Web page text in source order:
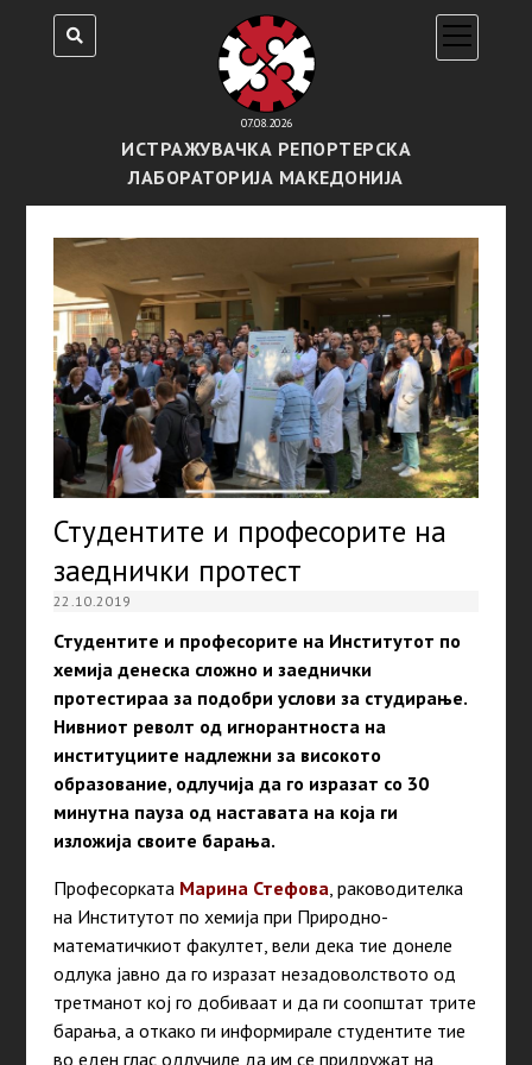
07.08.2026
ИСТРАЖУВАЧКА РЕПОРТЕРСКА
ЛАБОРАТОРИЈА МАКЕДОНИЈА
open
menu
Студентите и професорите на
заеднички протест
22.10.2019
Студентите и професорите на Институтот по
хемија денеска сложно и заеднички
протестираа за подобри услови за студирање.
Нивниот револт од игнорантноста на
институциите надлежни за високото
образование, одлучија да го изразат со 30
минутна пауза од наставата на која ги
изложија своите барања.
Професорката Марина Стефова , раководителка
на Институтот по хемија при Природно-
математичкиот факултет, вели дека тие донеле
одлука јавно да го изразат незадоволството од
третманот кој го добиваат и да ги соопштат трите
барања, а откако ги информирале студентите тие
во еден глас одлучиле да им се придружат на